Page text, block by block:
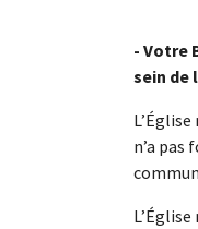
- Votre
sein de
n’a pas